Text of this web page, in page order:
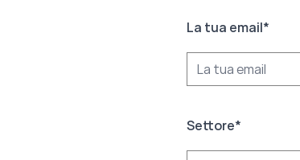
La tua email*
Settore*